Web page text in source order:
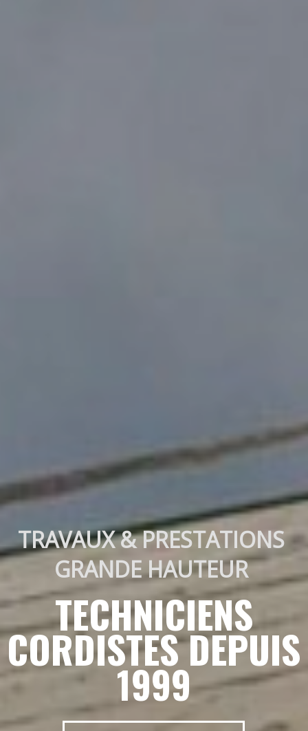
TRAVAUX & PRESTATIONS
GRANDE HAUTEUR
TECHNICIENS
CORDISTES DEPUIS
1999